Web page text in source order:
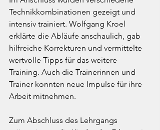
Technikkombinationen gezeigt und
intensiv trainiert. Wolfgang Kroel
erklärte die Abläufe anschaulich, gab
hilfreiche Korrekturen und vermittelte
wertvolle Tipps für das weitere
Training. Auch die Trainerinnen und
Trainer konnten neue Impulse für ihre
Arbeit mitnehmen.
Zum Abschluss des Lehrgangs